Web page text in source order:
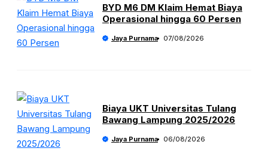
BYD M6 DM Klaim Hemat Biaya
Operasional hingga 60 Persen
Jaya Purnama 07/08/2026
Biaya UKT Universitas Tulang
Bawang Lampung 2025/2026
Jaya Purnama 06/08/2026